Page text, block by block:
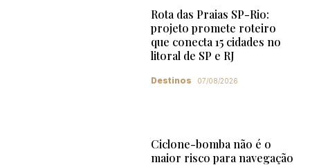
Rota das Praias SP-Rio:
projeto promete roteiro
que conecta 15 cidades no
litoral de SP e RJ
Destinos 07/08/2026
Ciclone-bomba não é o
maior risco para navegação